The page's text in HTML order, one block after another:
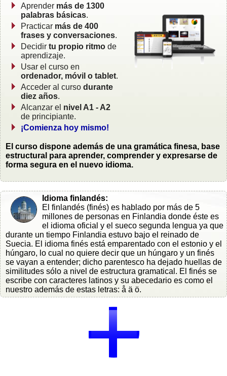
Aprender más de 1300
palabras básicas.
Practicar más de 400
frases y conversaciones.
Decidir tu propio ritmo de
aprendizaje.
Usar el curso en
ordenador, móvil o tablet.
Acceder al curso durante
diez años.
Alcanzar el nivel A1 - A2
de principiante.
¡Comienza hoy mismo!
El curso dispone además de una gramática finesa, base
estructural para aprender, comprender y expresarse de
forma segura en el nuevo idioma.
Idioma finlandés:
El finlandés (finés) es hablado por más de 5
millones de personas en Finlandia donde éste es
el idioma oficial y el sueco segunda lengua ya que
durante un tiempo Finlandia estuvo bajo el reinado de
Suecia. El idioma finés está emparentado con el estonio y el
húngaro, lo cual no quiere decir que un húngaro y un finés
se vayan a entender; dicho parentesco ha dejado huellas de
similitudes sólo a nivel de estructura gramatical. El finés se
escribe con caracteres latinos y su abecedario es como el
nuestro además de estas letras: å ä ö.